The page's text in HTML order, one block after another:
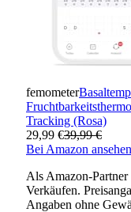
femometer
Tracking (Rosa)
29,99 €39,99 €
Bei Amazon ansehen
Als Amazon-
Verkäufen.
Angaben ohne